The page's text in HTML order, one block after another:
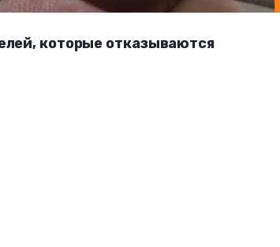
которые отказываются